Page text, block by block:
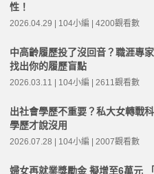
性！
2026.04.29 | 104小編 | 4200觀看數
中高齡履歷投了沒回音？職涯專
找出你的履歷盲點
2026.03.11 | 104小編 | 2611觀看數
出社會學歷不重要？私大女轉戰
學歷才說沒用
2026.07.28 | 104小編 | 2007觀看數
婦女再就業獎勵金 擬增至6萬元